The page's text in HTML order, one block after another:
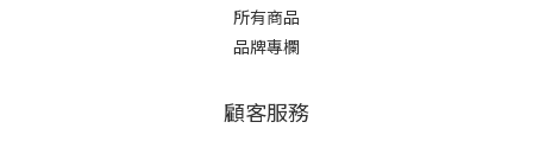
所有商品
品牌專欄
顧客服務